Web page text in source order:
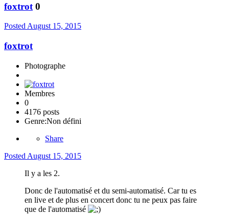
foxtrot 0
PostedAugust 15, 2015
foxtrot
Photographe
Membres
0
4176 posts
Genre:Non défini
Share
Posted August 15, 2015
Il y a les 2.
Donc de l'automatisé et du semi-automatisé. Car tu es
en live et de plus en concert donc tu ne peux pas faire
que de l'automatisé